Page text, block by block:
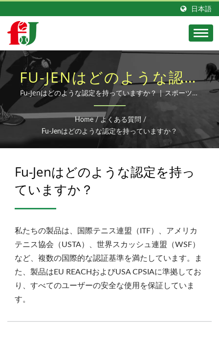
日本語
FU-JENはどのような認定
を持っていますか？ | 耐
久性のあるゴムボール＆
スポーツボールのメーカ
Fu-Jenはどのような認定を持っていますか？ | スポーツ用
品の専門ODMメーカーとして、Fu Jenは40年以上にわたり
スポーツボールの研究、開発、生産に取り組んでいます。
Home / よくある質問 /
Fu-Jenはどのような認定を持っていますか？
Fu-Jenはどのような認定を持っ
ていますか？
私たちの製品は、国際テニス連盟（ITF）、アメリカ
テニス協会（USTA）、世界スカッシュ連盟（WSF）
など、複数の国際的な認証基準を満たしています。ま
た、製品はEU REACHおよびUSA CPSIAに準拠してお
り、すべてのユーザーの安全な使用を保証していま
す。